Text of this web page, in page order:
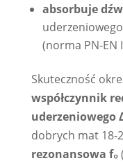
absorbuje
(norma PN-EN
Skuteczność
współczynnik
uderzeniowego
dobrych mat 18-
rezonansowa f₀